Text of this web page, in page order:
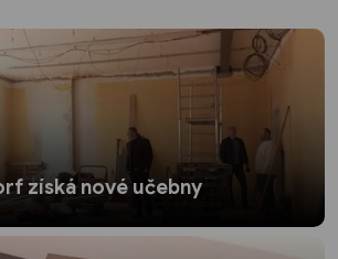
získá nové učebny